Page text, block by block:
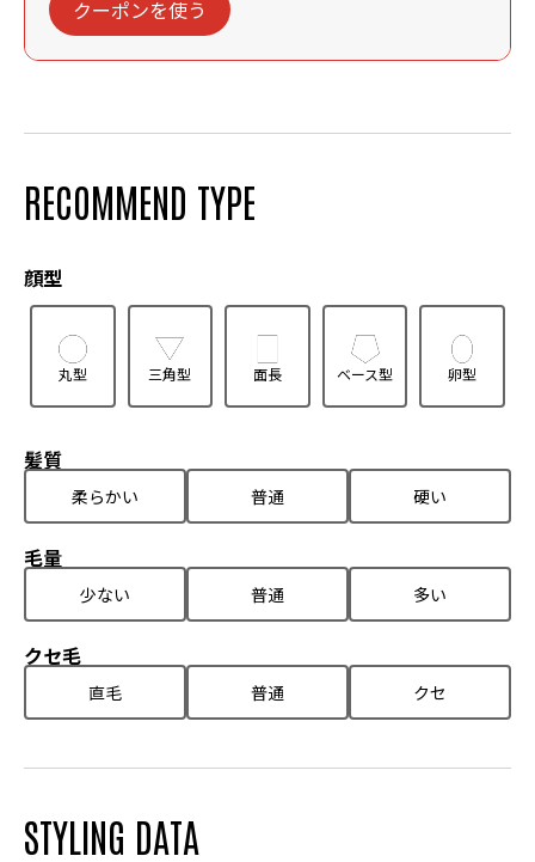
クーポンを使う
RECOMMEND TYPE
顔型
丸型 三角型 面長 ベース型 卵型
髪質
柔らかい 普通 硬い
毛量
少ない 普通 多い
クセ毛
直毛 普通 クセ
STYLING DATA